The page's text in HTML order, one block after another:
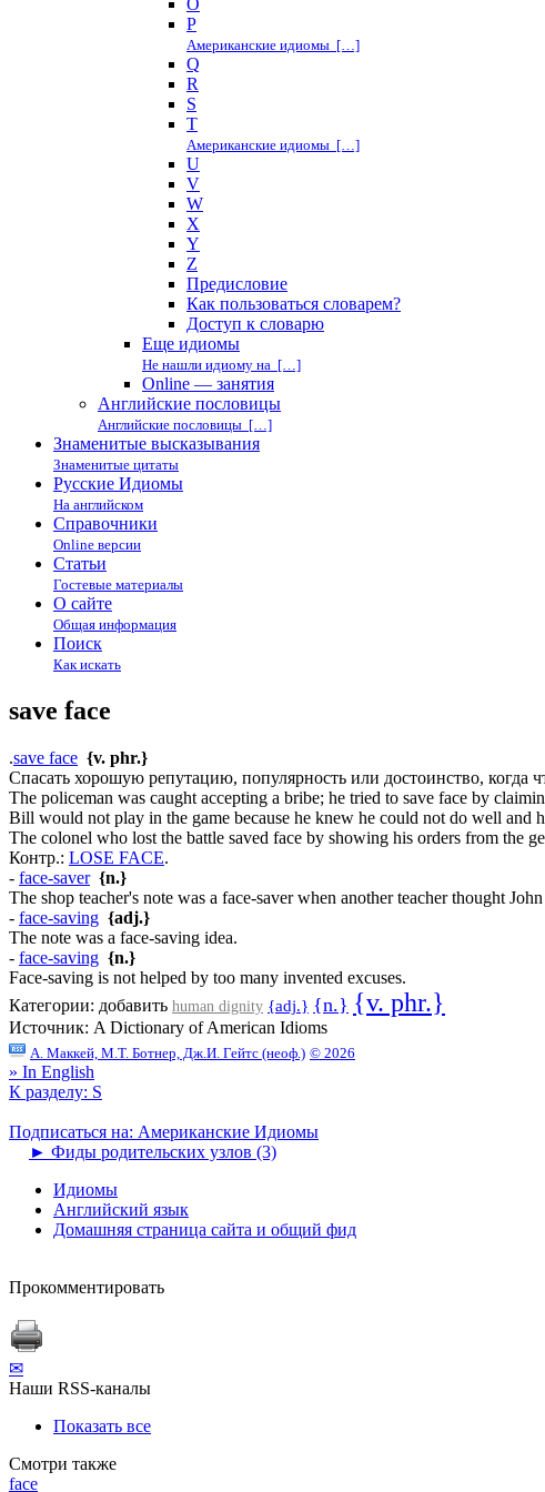
O
P
Американские идиомы […]
Q
R
S
T
Американские идиомы […]
U
V
W
X
Y
Z
Предисловие
Как пользоваться словарем?
Доступ к словарю
Еще идиомы
Не нашли идиому на […]
Online — занятия
Английские пословицы
Английские пословицы […]
Знаменитые высказывания
Знаменитые цитаты
Русские Идиомы
На английском
Справочники
Online версии
Статьи
Гостевые материалы
О сайте
Общая информация
Поиск
Как искать
save face
.save face {v. phr.}
Спасать хорошую репутацию, популярность или достоинство, когда
The policeman was caught accepting a bribe; he tried to save face by
Bill would not play in the game because he knew he could not do well and
The colonel who lost the battle saved face by showing his orders from the
Контр.: LOSE FACE.
- face-saver {n.}
The shop teacher's note was a face-saver when another teacher thought
- face-saving {adj.}
The note was a face-saving idea.
- face-saving {n.}
Face-saving is not helped by too many invented excuses.
Категории: добавить human dignity {adj.} {n.} {v. phr.}
Источник: A Dictionary of American Idioms
А. Маккей, М.Т. Ботнер, Дж.И. Гейтс (неоф.) © 2026
» In English
К разделу: S
Подписаться на: Американские Идиомы
► Фиды родительских узлов (3)
Идиомы
Английский язык
Домашняя страница сайта и общий фид
Прокомментировать
✉
Наши RSS-каналы
Показать все
Смотри также
face